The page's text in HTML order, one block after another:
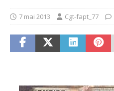
7 mai 2013 Cgt-fapt_77